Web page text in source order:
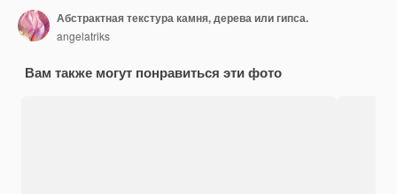
Абстрактная текстура камня, дерева или гипса.
angelatriks
Вам также могут понравиться эти фото